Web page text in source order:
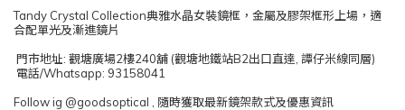
Tandy Crystal Collection典雅水晶女裝鏡框，金屬及膠架框形上場，適
合配單光及漸進鏡片
門市地址: 觀塘廣場2樓240舖 (觀塘地鐵站B2出口直達, 譚仔米線同層)
電話/Whatsapp: 93158041
Follow ig @goodsoptical , 隨時獲取最新鏡架款式及優惠資訊